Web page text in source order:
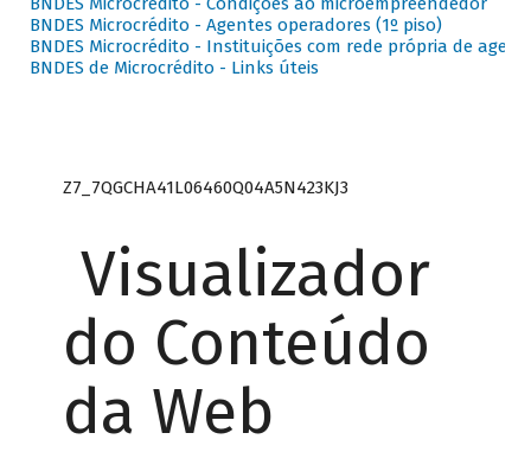
BNDES Microcrédito - Agentes operadores (1º piso)
BNDES Microcrédito - Instituições com rede própria de
BNDES de Microcrédito - Links úteis
Z7_7QGCHA41L06460Q04A5N423KJ3
Visualizador
do Conteúdo
da Web